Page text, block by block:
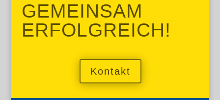
GEMEINSAM
ERFOLGREICH!
Kontakt